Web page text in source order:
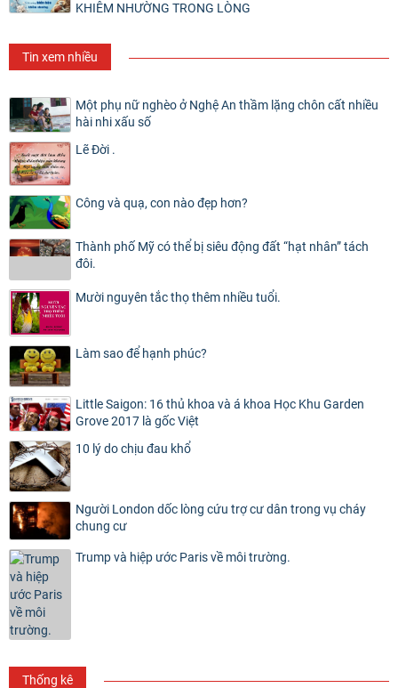
KHIÊM NHƯỜNG TRONG LÒNG
Tin xem nhiều
Một phụ nữ nghèo ở Nghệ An thầm lặng chôn cất nhiều
hài nhi xấu số
Lẽ Đời .
Công và quạ, con nào đẹp hơn?
Thành phố Mỹ có thể bị siêu động đất “hạt nhân” tách
đôi.
Mười nguyên tắc thọ thêm nhiều tuổi.
Làm sao để hạnh phúc?
Little Saigon: 16 thủ khoa và á khoa Học Khu Garden
Grove 2017 là gốc Việt
10 lý do chịu đau khổ
Người London dốc lòng cứu trợ cư dân trong vụ cháy
chung cư
Trump và hiệp ước Paris về môi trường.
Thống kê